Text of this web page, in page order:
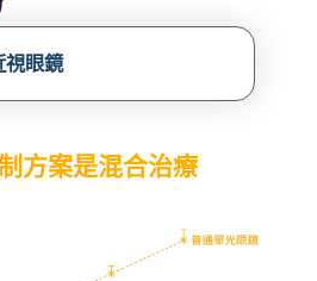
視眼鏡
方案是混合治療